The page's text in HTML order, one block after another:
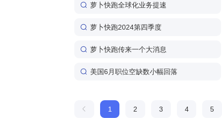
萝卜快跑全球化业务提速
萝卜快跑2024第四季度
萝卜快跑传来一个大消息
美国6月职位空缺数小幅回落
1 2 3 4 5